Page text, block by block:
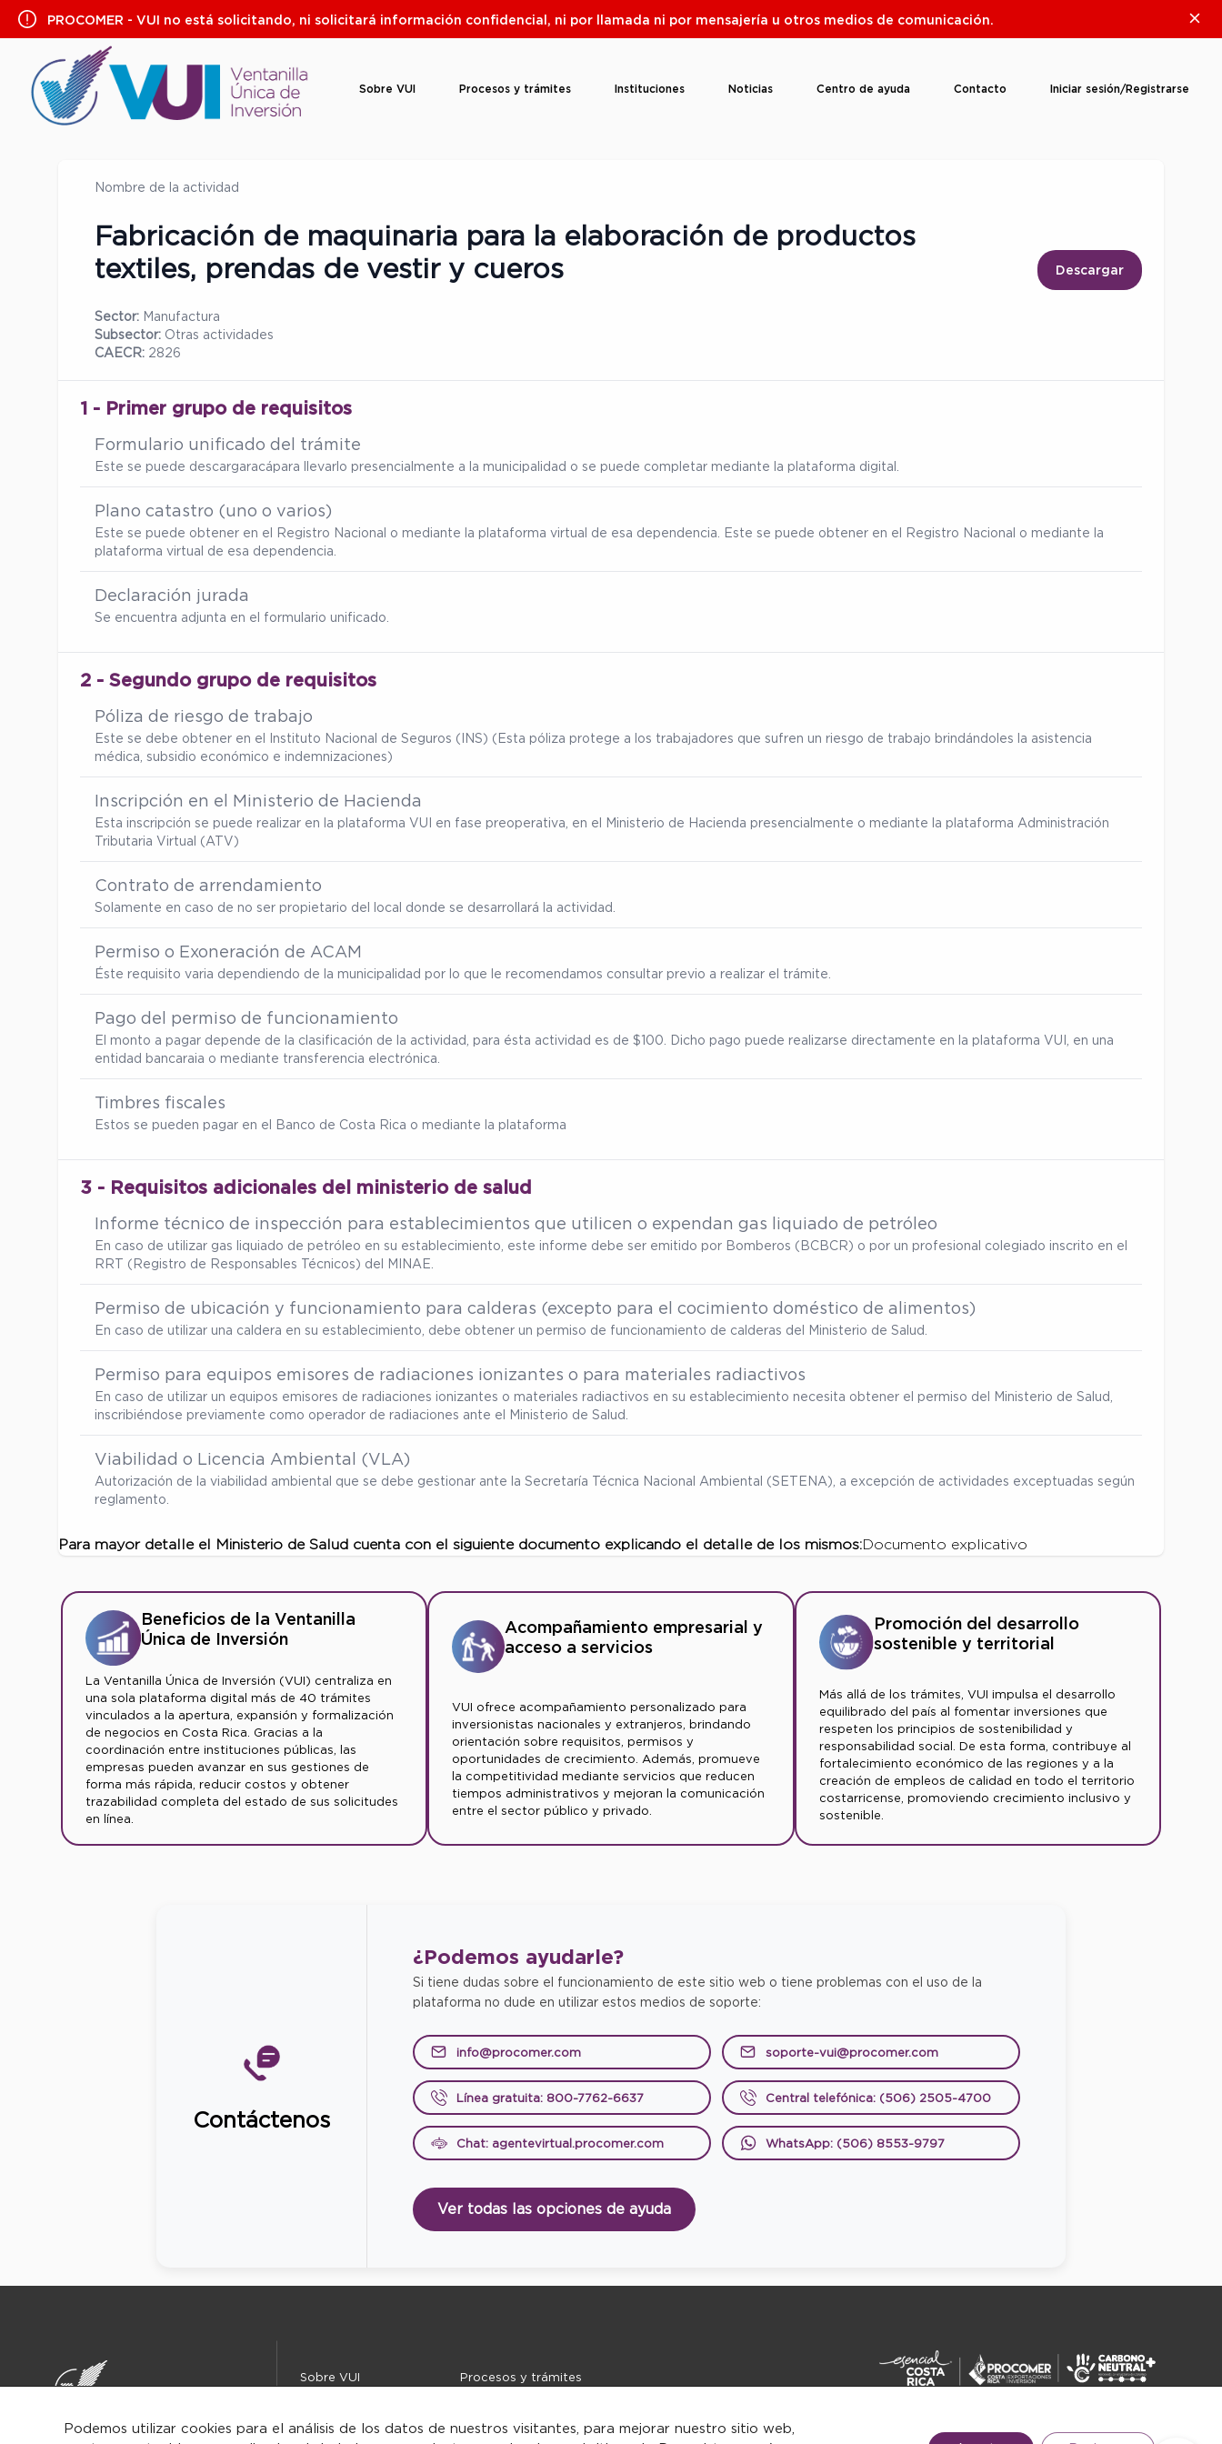
Saltar
PROCOMER - VUI no está solicitando, ni solicitará información confidencial, ni por llamada ni por mensajería u otros medios de comunicación.
Sobre VUI Procesos y trámites Instituciones Noticias Centro de ayuda Contacto Iniciar sesión/Registrarse
Nombre de la actividad
Fabricación de maquinaria para la elaboración de productos
textiles, prendas de vestir y cueros
Sector: Manufactura
Subsector: Otras actividades
CAECR: 2826
Descargar
1 - Primer grupo de requisitos
Formulario unificado del trámite
Este se puede descargaracápara llevarlo presencialmente a la municipalidad o se puede completar mediante la plataforma digital.
Plano catastro (uno o varios)
Este se puede obtener en el Registro Nacional o mediante la plataforma virtual de esa dependencia. Este se puede obtener en el Registro Nacional o mediante la
plataforma virtual de esa dependencia.
Declaración jurada
Se encuentra adjunta en el formulario unificado.
2 - Segundo grupo de requisitos
Póliza de riesgo de trabajo
Este se debe obtener en el Instituto Nacional de Seguros (INS) (Esta póliza protege a los trabajadores que sufren un riesgo de trabajo brindándoles la asistencia
médica, subsidio económico e indemnizaciones)
Inscripción en el Ministerio de Hacienda
Esta inscripción se puede realizar en la plataforma VUI en fase preoperativa, en el Ministerio de Hacienda presencialmente o mediante la plataforma Administración
Tributaria Virtual (ATV)
Contrato de arrendamiento
Solamente en caso de no ser propietario del local donde se desarrollará la actividad.
Permiso o Exoneración de ACAM
Éste requisito varia dependiendo de la municipalidad por lo que le recomendamos consultar previo a realizar el trámite.
Pago del permiso de funcionamiento
El monto a pagar depende de la clasificación de la actividad, para ésta actividad es de $100. Dicho pago puede realizarse directamente en la plataforma VUI, en una
entidad bancaraia o mediante transferencia electrónica.
Timbres fiscales
Estos se pueden pagar en el Banco de Costa Rica o mediante la plataforma
3 - Requisitos adicionales del ministerio de salud
Informe técnico de inspección para establecimientos que utilicen o expendan gas liquiado de petróleo
En caso de utilizar gas liquiado de petróleo en su establecimiento, este informe debe ser emitido por Bomberos (BCBCR) o por un profesional colegiado inscrito en el
RRT (Registro de Responsables Técnicos) del MINAE.
Permiso de ubicación y funcionamiento para calderas (excepto para el cocimiento doméstico de alimentos)
En caso de utilizar una caldera en su establecimiento, debe obtener un permiso de funcionamiento de calderas del Ministerio de Salud.
Permiso para equipos emisores de radiaciones ionizantes o para materiales radiactivos
En caso de utilizar un equipos emisores de radiaciones ionizantes o materiales radiactivos en su establecimiento necesita obtener el permiso del Ministerio de Salud,
inscribiéndose previamente como operador de radiaciones ante el Ministerio de Salud.
Viabilidad o Licencia Ambiental (VLA)
Autorización de la viabilidad ambiental que se debe gestionar ante la Secretaría Técnica Nacional Ambiental (SETENA), a excepción de actividades exceptuadas según
reglamento.
Para mayor detalle el Ministerio de Salud cuenta con el siguiente documento explicando el detalle de los mismos:Documento explicativo
Beneficios de la Ventanilla
Única de Inversión
La Ventanilla Única de Inversión (VUI) centraliza en
una sola plataforma digital más de 40 trámites
vinculados a la apertura, expansión y formalización
de negocios en Costa Rica. Gracias a la
coordinación entre instituciones públicas, las
empresas pueden avanzar en sus gestiones de
forma más rápida, reducir costos y obtener
trazabilidad completa del estado de sus solicitudes
en línea.
Acompañamiento empresarial y
acceso a servicios
VUI ofrece acompañamiento personalizado para
inversionistas nacionales y extranjeros, brindando
orientación sobre requisitos, permisos y
oportunidades de crecimiento. Además, promueve
la competitividad mediante servicios que reducen
tiempos administrativos y mejoran la comunicación
entre el sector público y privado.
Promoción del desarrollo
sostenible y territorial
Más allá de los trámites, VUI impulsa el desarrollo
equilibrado del país al fomentar inversiones que
respeten los principios de sostenibilidad y
responsabilidad social. De esta forma, contribuye al
fortalecimiento económico de las regiones y a la
creación de empleos de calidad en todo el territorio
costarricense, promoviendo crecimiento inclusivo y
sostenible.
Contáctenos
¿Podemos ayudarle?
Si tiene dudas sobre el funcionamiento de este sitio web o tiene problemas con el uso de la
plataforma no dude en utilizar estos medios de soporte:
info@procomer.com soporte-vui@procomer.com
Línea gratuita: 800-7762-6637 Central telefónica: (506) 2505-4700
Chat: agentevirtual.procomer.com WhatsApp: (506) 8553-9797
Ver todas las opciones de ayuda
Sobre VUI
Procesos y trámites
Centro de ayuda
Contacto
Podemos utilizar cookies para el análisis de los datos de nuestros visitantes, para mejorar nuestro sitio web,